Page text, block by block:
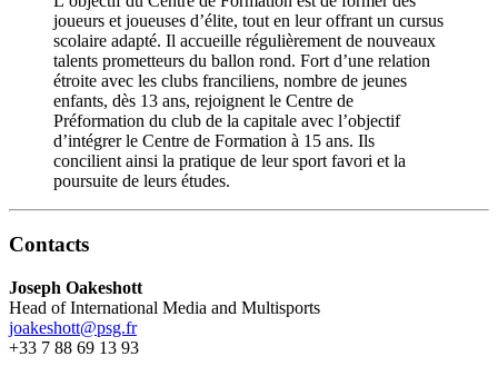
joueurs et joueuses d’élite, tout en leur offrant un cursus
scolaire adapté. Il accueille régulièrement de nouveaux
talents prometteurs du ballon rond. Fort d’une relation
étroite avec les clubs franciliens, nombre de jeunes
enfants, dès 13 ans, rejoignent le Centre de
Préformation du club de la capitale avec l’objectif
d’intégrer le Centre de Formation à 15 ans. Ils
concilient ainsi la pratique de leur sport favori et la
poursuite de leurs études.
Contacts
Joseph Oakeshott
Head of International Media and Multisports
joakeshott@psg.fr
+33 7 88 69 13 93